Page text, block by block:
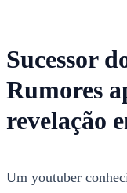
Sucessor
Rumores
revelação
Um youtuber